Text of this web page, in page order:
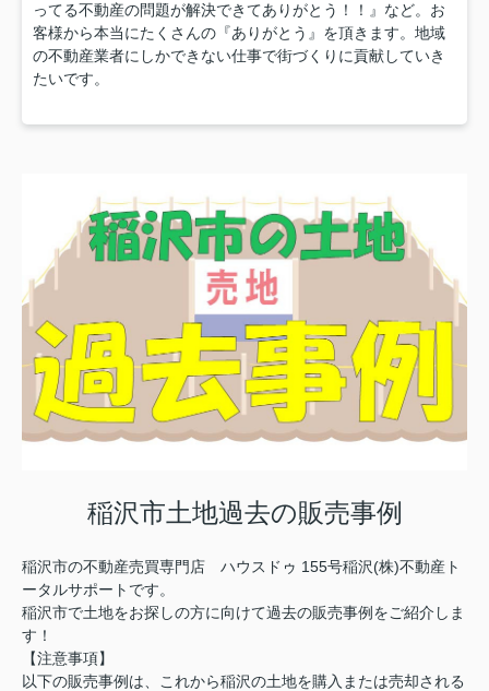
ってる不動産の問題が解決できてありがとう！！』など。お
客様から本当にたくさんの『ありがとう』を頂きます。地域
の不動産業者にしかできない仕事で街づくりに貢献していき
たいです。
稲沢市土地過去の販売事例
稲沢市の不動産売買専門店 ハウスドゥ 155号稲沢(株)不動産ト
ータルサポートです。
稲沢市で土地をお探しの方に向けて過去の販売事例をご紹介しま
す！
【注意事項】
以下の販売事例は、これから稲沢の土地を購入または売却される